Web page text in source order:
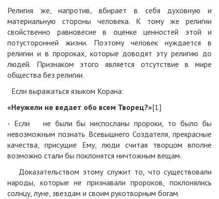
Религия же, напротив, вбирает в себя духовную и
материальную стороны человека. К тому же религии
свойственно равновесие в оценке ценностей этой и
потусторонней жизни. Поэтому человек нуждается в
религии и в пророках, которые доводят эту религию до
людей. Признаком этого является отсутствие в мире
общества без религии.
Если выражаться языком Корана:
«Неужели не ведает обо всем Творец?»[1]
- Если не были бы ниспосланы пророки, то было бы
невозможным познать Всевышнего Создателя, прекрасные
качества, присущие Ему, люди считая творцом вполне
возможно стали бы поклонятся ничтожным вещам.
Доказательством этому служит то, что существовали
народы, которые не признавали пророков, поклонялись
солнцу, луне, звездам и своим рукотворным богам.